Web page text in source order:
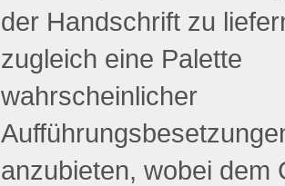
der Handschrift zu
zugleich eine Palette
wahrscheinlicher
anzubieten, wobei dem